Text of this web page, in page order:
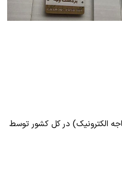
الکترونیک) در کل کشور توسط